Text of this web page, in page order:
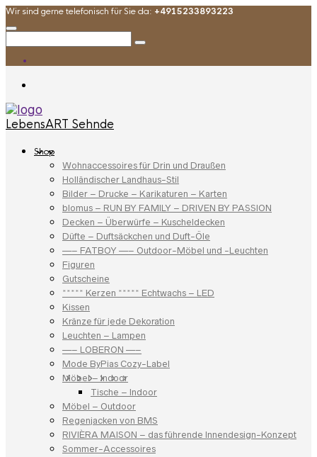
Wir sind gerne telefonisch für Sie da: +4915233893223
LebensART Sehnde
Shop
Wohnaccessoires für Drin und Draußen
Holländischer Landhaus-Stil
Bilder – Drucke – Karikaturen – Karten
blomus – RUN BY FAMILY – DRIVEN BY PASSION
Decken – Überwürfe – Kuscheldecken
Düfte – Duftsäckchen und Duft-Öle
—– FATBOY —– Outdoor-Möbel und -Leuchten
Figuren
Gutscheine
***** Kerzen ***** Echtwachs – LED
Kissen
Kränze für jede Dekoration
Leuchten – Lampen
—– LOBERON —–
Mode ByPias Cozy-Label
Möbel – Indoor
Tische – Indoor
Möbel – Outdoor
Regenjacken von BMS
RIVIÈRA MAISON – das führende Innendesign-Konzept
Sommer-Accessoires